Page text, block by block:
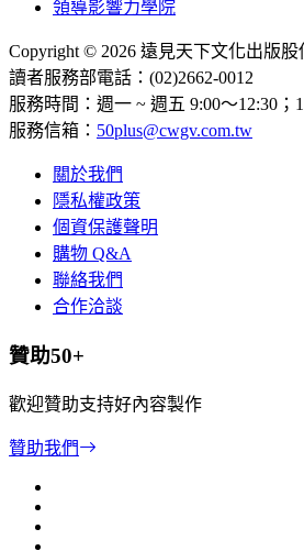
領導影響力學院
Copyright © 2026 遠見天下文化出版股
讀者服務部電話：(02)2662-0012
服務時間：週一 ~ 週五 9:00～12:30；
服務信箱： 50plus@cwgv.com.tw
關於我們
隱私權政策
個資保護聲明
購物 Q&A
聯絡我們
合作洽談
贊助50+
歡迎贊助支持好內容製作
贊助我們